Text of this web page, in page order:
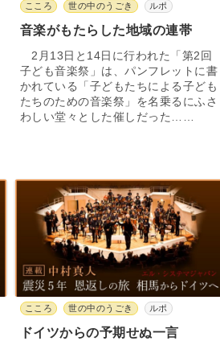
こころ 世の中のうごき ルポ
音楽がもたらした地域の連帯
2月13日と14日に行われた「第2回
子ども音楽祭」は、パンフレットに書
かれている「子どもたちによる子ども
たちのための音楽祭」を名乗るにふさ
わしい堂々とした催しだった……
こころ 世の中のうごき ルポ
ドイツからの予期せぬ一言